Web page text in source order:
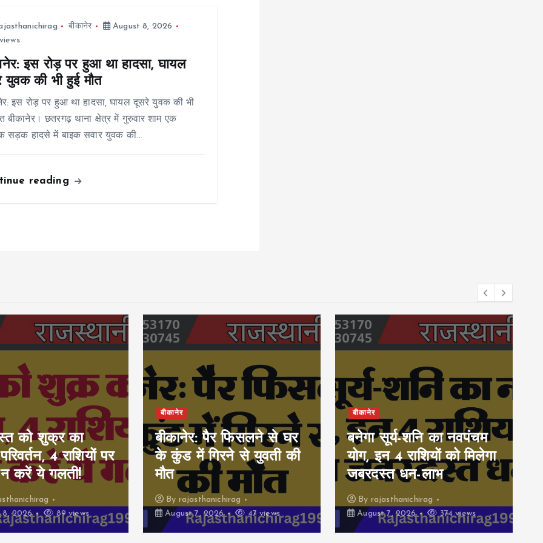
बीकानेर
August 8, 2026
इस रोड़ पर हुआ था हादसा, घायल
युवक की भी हुई मौत
इस रोड़ पर हुआ था हादसा, घायल दूसरे युवक की भी
बीकानेर। छतरगढ़ थाना क्षेत्र में गुरुवार शाम एक
सड़क हादसे में बाइक सवार युवक की…
reading
को शुक्र का
4 राशियों पर
करें ये गलती!
8, 2026
89 views
बीकानेर
बीकानेर: पैर फिसलने से घर
के कुंड में गिरने से युवती की
मौत
By rajasthanichirag
August 7, 2026
47 views
बीकानेर
बनेगा सूर्य-शनि का नवपंचम
योग, इन 4 राशियों को मिलेगा
जबरदस्त धन-लाभ
By rajasthanichirag
August 7, 2026
374 views